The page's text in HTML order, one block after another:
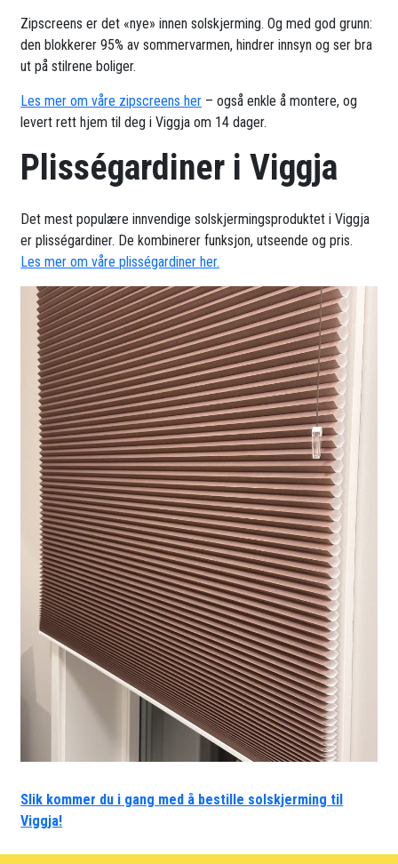
Zipscreens er det «nye» innen solskjerming. Og med god grunn:
den blokkerer 95% av sommervarmen, hindrer innsyn og ser bra
ut på stilrene boliger.
Les mer om våre zipscreens her – også enkle å montere, og
levert rett hjem til deg i Viggja om 14 dager.
Plisségardiner i Viggja
Det mest populære innvendige solskjermingsproduktet i Viggja
er plisségardiner. De kombinerer funksjon, utseende og pris.
Les mer om våre plisségardiner her.
Slik kommer du i gang med å bestille solskjerming til
Viggja!